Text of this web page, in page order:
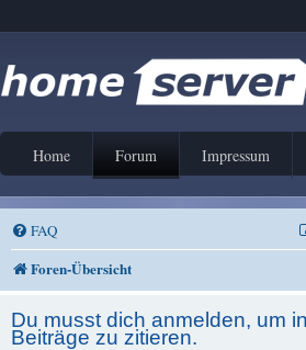
Home Forum Impressum
FAQ
Foren-Übersicht
Du musst dich anmelden, um
Beiträge zu zitieren.